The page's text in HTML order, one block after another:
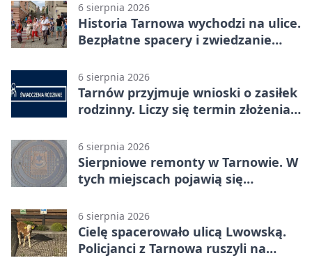
6 sierpnia 2026
Historia Tarnowa wychodzi na ulice.
Bezpłatne spacery i zwiedzanie
6 sierpnia 2026
Tarnów przyjmuje wnioski o zasiłek
rodzinny. Liczy się termin złożenia
6 sierpnia 2026
Sierpniowe remonty w Tarnowie. W
tych miejscach pojawią się
6 sierpnia 2026
Cielę spacerowało ulicą Lwowską.
Policjanci z Tarnowa ruszyli na